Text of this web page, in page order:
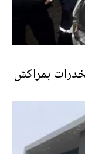
بمراكش